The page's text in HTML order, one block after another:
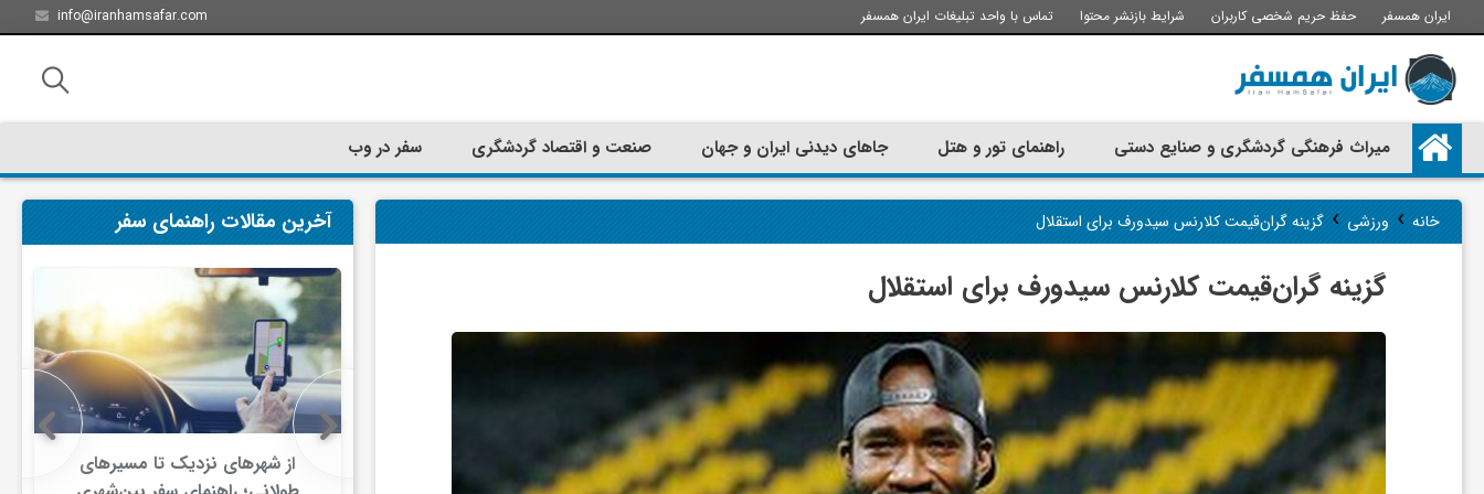
ایران همسفر حفظ حریم شخصی کاربران شرایط بازنشر محتوا تماس با واحد تبلیغات ایران همسفر info@iranhamsafar.com
م
ی
میراث فرهنگی گردشگری و صنایع دستی راهنمای تور و هتل جاهای دیدنی ایران و جهان صنعت و اقتصاد گردشگری سفر در وب
خانه›ورزشی›گزینه گران‌قیمت کلارنس سیدورف برای استقلال
گزینه گران‌قیمت کلارنس سیدورف برای استقلال
آخرین مقالات راهنمای سفر
تجربه سفر با اتوبوس به استانبول؛
ارزان ترین زمان سفر کیش چه
از شهرهای نزدیک تا مسیرهای